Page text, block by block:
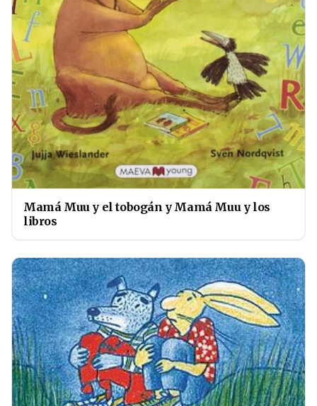
Mamá Muu y el tobogán y Mamá Muu y los
libros